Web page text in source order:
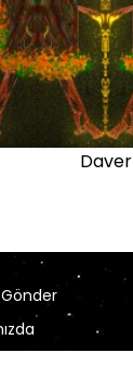
Daver